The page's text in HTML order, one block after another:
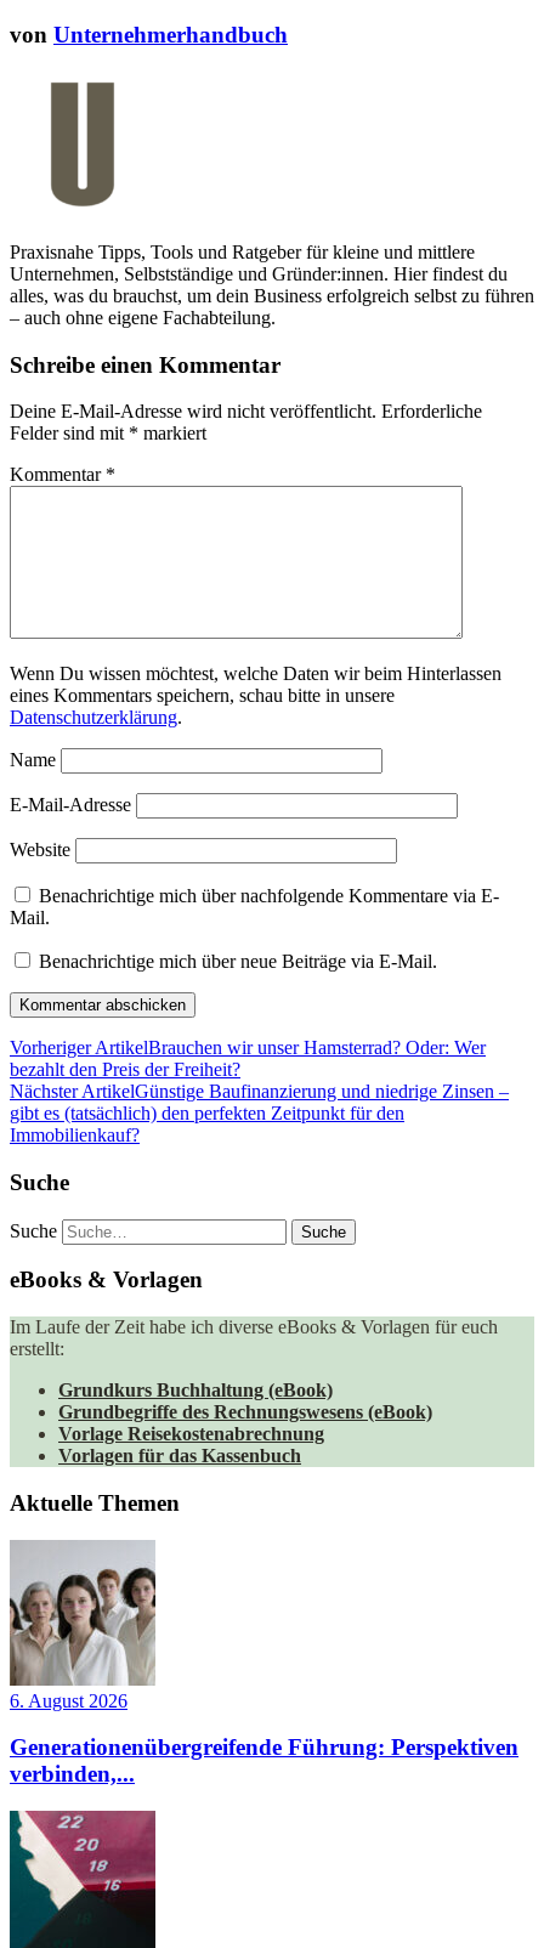
von Unternehmerhandbuch
Praxisnahe Tipps, Tools und Ratgeber für kleine und mittlere
Unternehmen, Selbstständige und Gründer:innen. Hier findest du
alles, was du brauchst, um dein Business erfolgreich selbst zu führen
– auch ohne eigene Fachabteilung.
Schreibe einen Kommentar
Deine E-Mail-Adresse wird nicht veröffentlicht. Erforderliche
Felder sind mit * markiert
Kommentar *
Wenn Du wissen möchtest, welche Daten wir beim Hinterlassen
eines Kommentars speichern, schau bitte in unsere
Datenschutzerklärung.
Name
E-Mail-Adresse
Website
Benachrichtige mich über nachfolgende Kommentare via E-
Mail.
Benachrichtige mich über neue Beiträge via E-Mail.
Vorheriger ArtikelBrauchen wir unser Hamsterrad? Oder: Wer
bezahlt den Preis der Freiheit?
Nächster ArtikelGünstige Baufinanzierung und niedrige Zinsen –
gibt es (tatsächlich) den perfekten Zeitpunkt für den
Immobilienkauf?
Suche
Suche
eBooks & Vorlagen
Im Laufe der Zeit habe ich diverse eBooks & Vorlagen für euch
erstellt:
Grundkurs Buchhaltung (eBook)
Grundbegriffe des Rechnungswesens (eBook)
Vorlage Reisekostenabrechnung
Vorlagen für das Kassenbuch
Aktuelle Themen
6. August 2026
Generationenübergreifende Führung: Perspektiven
verbinden,...